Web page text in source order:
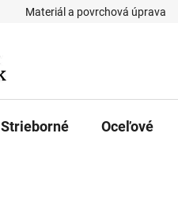
Materiál a povrchová úprava
Strieborné Oceľové